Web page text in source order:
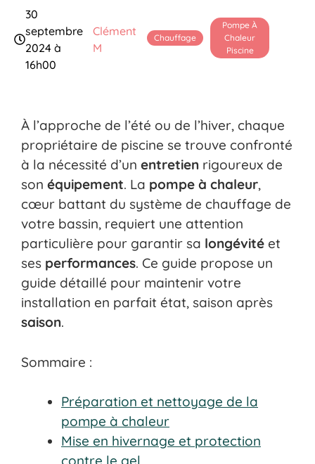
30
septembre
2024 à
16h00
Clément
M
Chauffage
Pompe À
Chaleur
Piscine
À l’approche de l’été ou de l’hiver, chaque
propriétaire de piscine se trouve confronté
à la nécessité d’un entretien rigoureux de
son équipement. La pompe à chaleur,
cœur battant du système de chauffage de
votre bassin, requiert une attention
particulière pour garantir sa longévité et
ses performances. Ce guide propose un
guide détaillé pour maintenir votre
installation en parfait état, saison après
saison.
Sommaire :
Préparation et nettoyage de la
pompe à chaleur
Mise en hivernage et protection
contre le gel